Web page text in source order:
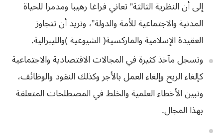
‬العقيدة‭ ‬الإسلامية‭ ‬والماركسية‭ ‬‮(‬الشيوعية‮)‬‭ ‬والليبرالية‭ .‬
‬بهذا‭ ‬المجال‭.‬